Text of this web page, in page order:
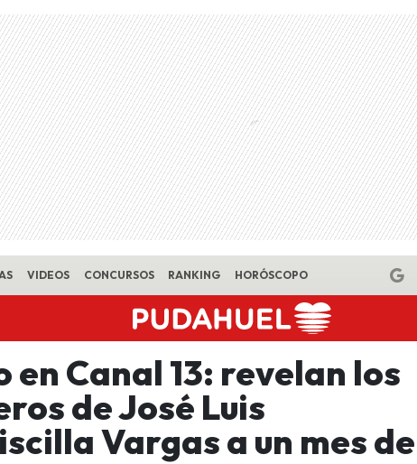
VIDEOS CONCURSOS RANKING HORÓSCOPO
en Canal 13: revelan los
de José Luis
Vargas a un mes de